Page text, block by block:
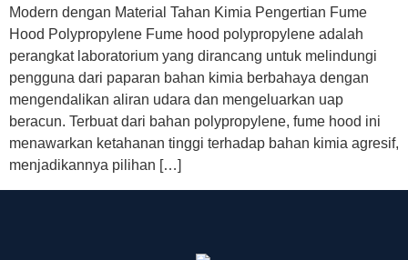
Modern dengan Material Tahan Kimia Pengertian Fume
Hood Polypropylene Fume hood polypropylene adalah
perangkat laboratorium yang dirancang untuk melindungi
pengguna dari paparan bahan kimia berbahaya dengan
mengendalikan aliran udara dan mengeluarkan uap
beracun. Terbuat dari bahan polypropylene, fume hood ini
menawarkan ketahanan tinggi terhadap bahan kimia agresif,
menjadikannya pilihan […]